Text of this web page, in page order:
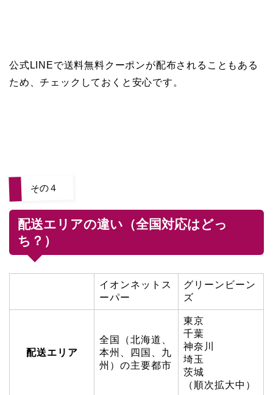
公式LINEで送料無料クーポンが配布されることもある
ため、チェックしておくと安心です。
その４
配送エリアの違い（全国対応はどっ
ち？）
イオンネットス
ーパー
グリーンビーン
ズ
配送エリア
全国（北海道、
本州、四国、九
州）の主要都市
東京
千葉
神奈川
埼玉
茨城
（順次拡大中）